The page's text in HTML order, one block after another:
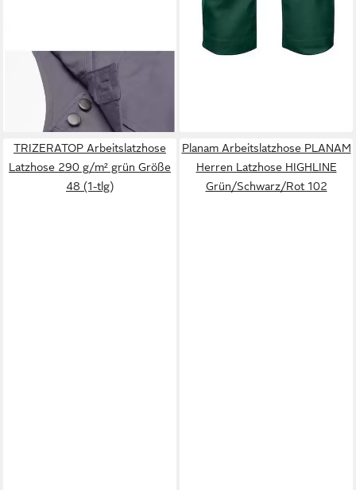
Arbeitshose
ab 41,34 €
lieferbar - in 5-6 Werktagen bei dir
TRIZERATOP Arbeitslatzhose
Latzhose 290 g/m² grün Größe
48 (1-tlg)
Planam Arbeitslatzhose PLANAM
Herren Latzhose HIGHLINE
Grün/Schwarz/Rot 102